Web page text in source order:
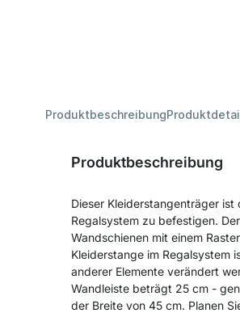
Produktbeschreibung
Produktbeschreibung
Dieser Kleiderstangenträger
Regalsystem zu befestigen.
Wandschienen mit einem
Kleiderstange im Regalsystem
anderer Elemente verändert
Wandleiste beträgt 25 cm -
der Breite von 45 cm. Planen